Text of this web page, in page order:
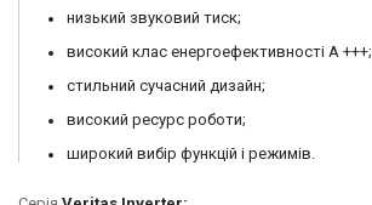
низький звуковий тиск;
високий клас енергоефективності А +++;
стильний сучасний дизайн;
високий ресурс роботи;
широкий вибір функцій і режимів.